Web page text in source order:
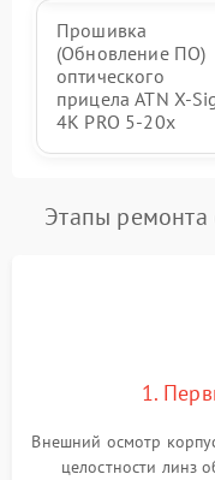
Прошивка
(Обновление ПО)
оптического
прицела ATN X-
4K PRO 5-20x
Этапы ремонта
1.
Внешний осмотр
целостности линз